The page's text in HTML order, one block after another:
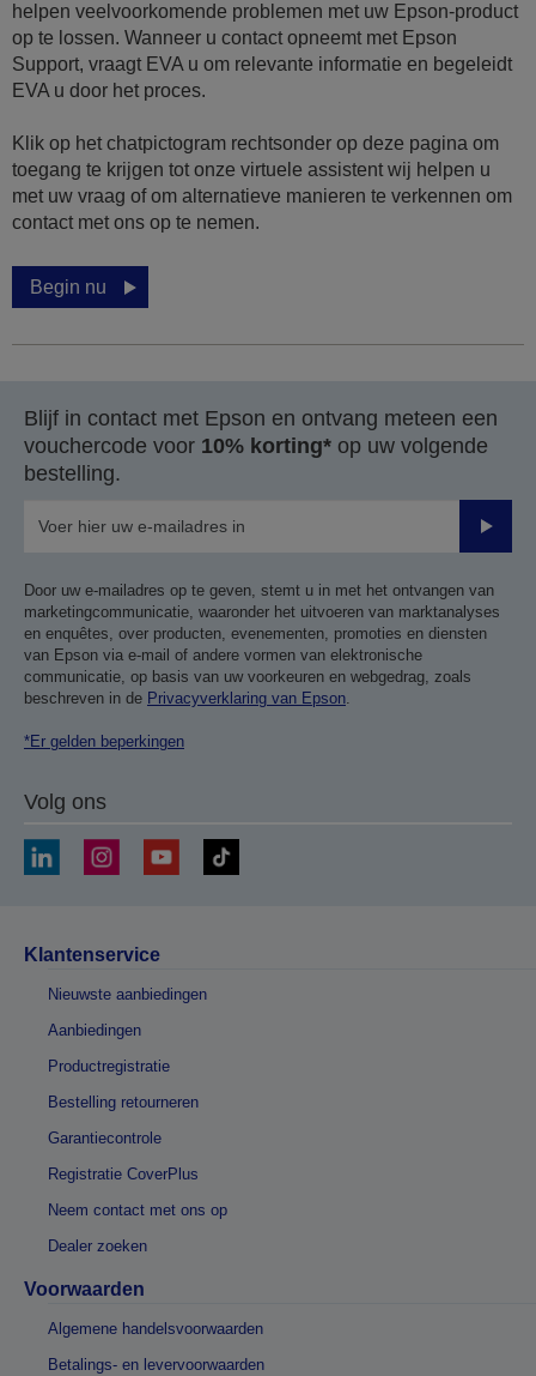
helpen veelvoorkomende problemen met uw Epson-product
op te lossen. Wanneer u contact opneemt met Epson
Support, vraagt EVA u om relevante informatie en begeleidt
EVA u door het proces.
Klik op het chatpictogram rechtsonder op deze pagina om
toegang te krijgen tot onze virtuele assistent wij helpen u
met uw vraag of om alternatieve manieren te verkennen om
contact met ons op te nemen.
Begin nu
Blijf in contact met Epson en ontvang meteen een
vouchercode voor 10% korting* op uw volgende
bestelling.
Door uw e-mailadres op te geven, stemt u in met het ontvangen van
marketingcommunicatie, waaronder het uitvoeren van marktanalyses
en enquêtes, over producten, evenementen, promoties en diensten
van Epson via e-mail of andere vormen van elektronische
communicatie, op basis van uw voorkeuren en webgedrag, zoals
beschreven in de Privacyverklaring van Epson.
*Er gelden beperkingen
Volg ons
Klantenservice
Nieuwste aanbiedingen
Aanbiedingen
Productregistratie
Bestelling retourneren
Garantiecontrole
Registratie CoverPlus
Neem contact met ons op
Dealer zoeken
Voorwaarden
Algemene handelsvoorwaarden
Betalings- en levervoorwaarden